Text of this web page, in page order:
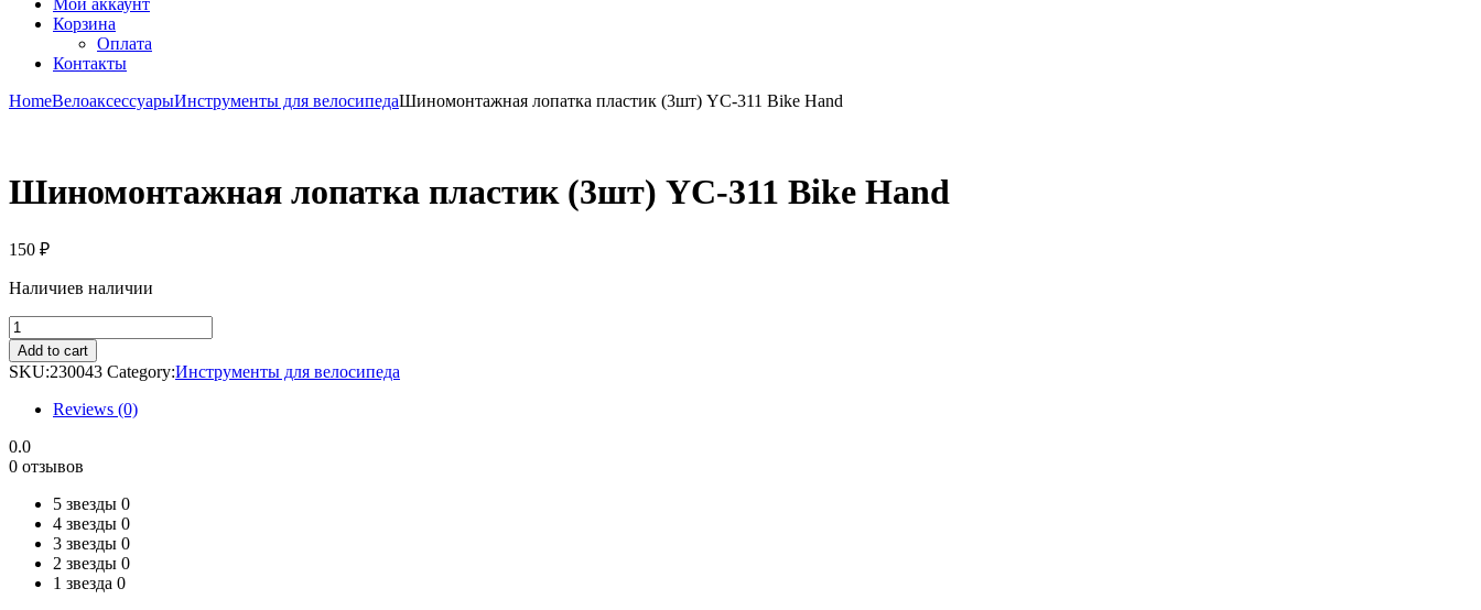
Мой аккаунт
Корзина
Оплата
Контакты
HomeВелоаксессуарыИнструменты для велосипедаШиномонтажная лопатка пластик (3шт) YC-311 Bike Hand
Шиномонтажная лопатка пластик (3шт) YC-311 Bike Hand
150 ₽
Наличиев наличии
Шиномонтажная
лопатка
пластик
(3шт)
YC-
Bike
Hand
Add to cart
SKU:230043 Category:Инструменты для велосипеда
Reviews (0)
0.0
0 отзывов
5 звезды 0
4 звезды 0
3 звезды 0
2 звезды 0
1 звезда 0